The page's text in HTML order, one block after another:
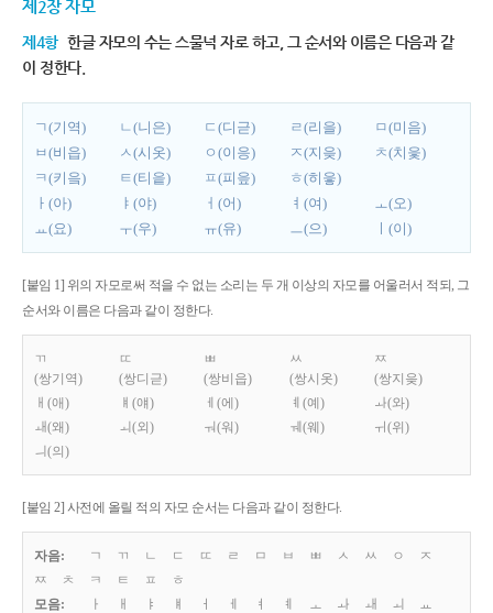
제2장 자모
제4항 한글 자모의 수는 스물넉 자로 하고, 그 순서와 이름은 다음과 같
이 정한다.
ㄱ(기역) ㄴ(니은) ㄷ(디귿) ㄹ(리을)
ㅁ(미음)
ㅂ(비읍)
ㅅ(시옷) ㅇ(이응) ㅈ(지읒)
ㅊ(치읓)
ㅋ(키읔)
ㅌ(티읕) ㅍ(피읖)
ㅎ(히읗)
ㅏ(아)
ㅑ(야) ㅓ(어) ㅕ(여)
ㅗ(오)
ㅛ(요)
ㅜ(우) ㅠ(유) ㅡ(으) ㅣ(이)
[붙임 1] 위의 자모로써 적을 수 없는 소리는 두 개 이상의 자모를 어울러서 적되, 그
순서와 이름은 다음과 같이 정한다.
ㄲ
(쌍기역)
ㄸ
(쌍디귿)
ㅃ
(쌍비읍)
ㅆ
(쌍시옷)
ㅉ
(쌍지읒)
ㅐ(애)
ㅒ(얘) ㅔ(에) ㅖ(예)
ㅘ(와)
ㅙ(왜)
ㅚ(외) ㅝ(워) ㅞ(웨)
ㅟ(위)
ㅢ(의)
[붙임 2] 사전에 올릴 적의 자모 순서는 다음과 같이 정한다.
자음: ㄱ ㄲ ㄴ ㄷ ㄸ ㄹ ㅁ ㅂ ㅃ ㅅ ㅆ ㅇ
ㅈ
ㅉ
ㅊ ㅋ ㅌ ㅍ
ㅎ
모음:
ㅏ ㅐ ㅑ ㅒ ㅓ ㅔ ㅕ ㅖ ㅗ ㅘ ㅙ ㅚ
ㅛ